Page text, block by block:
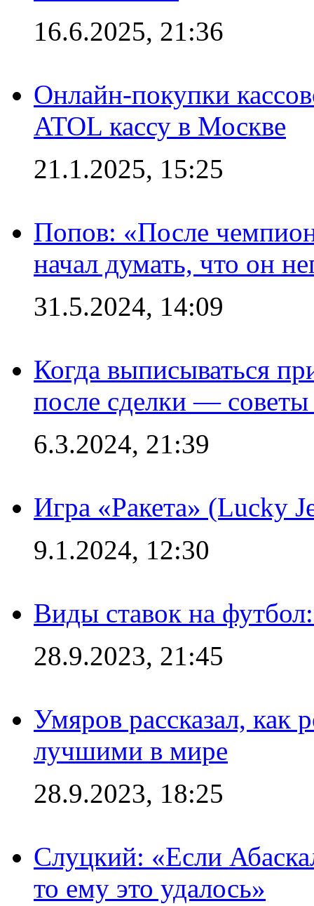
16.6.2025, 21:36
Онлайн-покупки
ATOL кассу в Москве
21.1.2025, 15:25
Попов: «После
начал думать, что он
31.5.2024, 14:09
Когда выписываться
после сделки —
6.3.2024, 21:39
Игра «Ракета» (Lucky
9.1.2024, 12:30
Виды ставок на
28.9.2023, 21:45
Умяров рассказал, как
лучшими в мире
28.9.2023, 18:25
Слуцкий: «Если
то ему это удалось»